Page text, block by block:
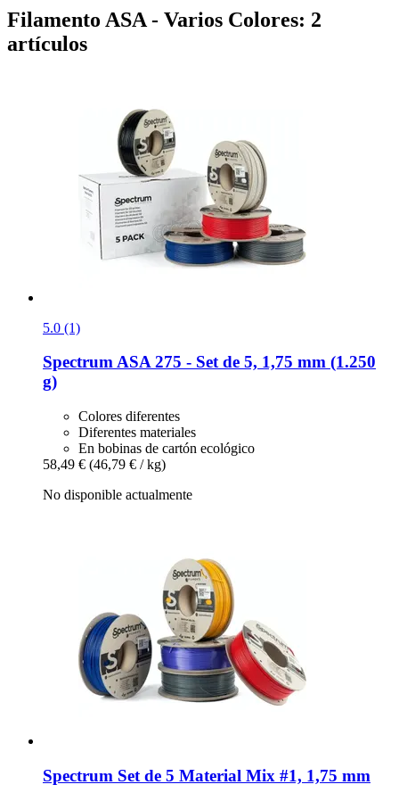
Filamento ASA - Varios Colores: 2
artículos
5.0 (1)
SpectrumASA 275 -​ Set de 5, 1,75 mm (1.250
g)
Colores diferentes
Diferentes materiales
En bobinas de cartón ecológico
58,49 € (46,79 € / kg)
No disponible actualmente
Spectrum Set de 5 Material Mix #1, 1,75 mm